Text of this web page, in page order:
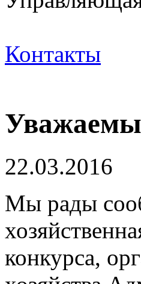
Контакты
22.03.2016
Мы рады
конкурса,